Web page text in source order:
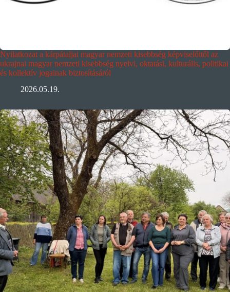
Nyilatkozat a kárpátaljai magyar nemzeti kisebbség képviselőitől az
ukrajnai magyar nemzeti kisebbség nyelvi, oktatási, kulturális, politikai
és kollektív jogainak biztosításáról
2026.05.19.